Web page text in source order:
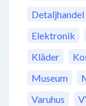
Detaljhandel
Elektronik
Kläder
Museum
Varuhus